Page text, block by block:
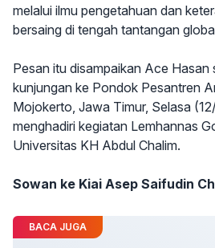
melalui ilmu pengetahuan dan
bersaing di tengah tantangan
Pesan itu disampaikan Ace Hasan
kunjungan ke Pondok Pesantren
Mojokerto, Jawa Timur, Selasa
menghadiri kegiatan Lemhannas
Universitas KH Abdul Chalim.
Sowan ke Kiai Asep Saifudin
BACA JUGA